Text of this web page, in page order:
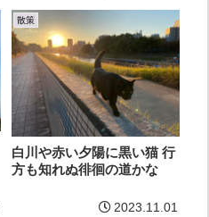
散策
白川や赤い夕陽に黒い猫 行
方も知れぬ徘徊の道かな
2023.11.01